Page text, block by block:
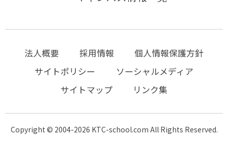
法人概要 採用情報
個人情報保護方針
サイトポリシー
ソーシャルメディア
サイトマップ
リンク集
Copyright © 2004-2026 KTC-school.com All Rights Reserved.